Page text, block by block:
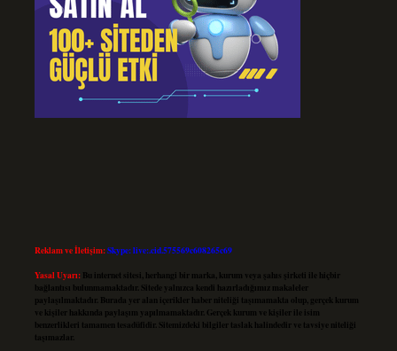
Reklam ve İletişim:Skype: live:.cid.575569c608265c69
Yasal Uyarı: Bu internet sitesi, herhangi bir marka, kurum veya şahıs şirketi ile hiçbir
bağlantısı bulunmamaktadır. Sitede yalnızca kendi hazırladığımız makaleler
paylaşılmaktadır. Burada yer alan içerikler haber niteliği taşımamakta olup, gerçek kurum
ve kişiler hakkında paylaşım yapılmamaktadır. Gerçek kurum ve kişiler ile isim
benzerlikleri tamamen tesadüfidir. Sitemizdeki bilgiler taslak halindedir ve tavsiye niteliği
taşımazlar.